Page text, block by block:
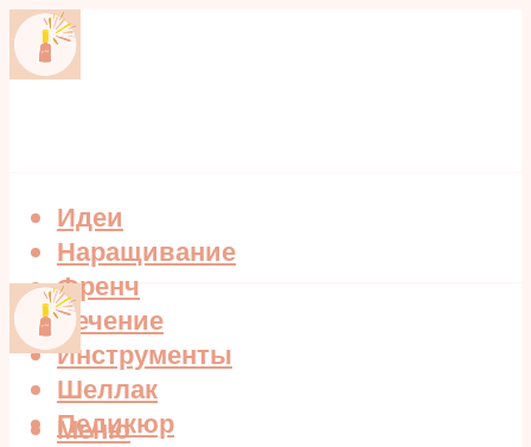
Идеи
Наращивание
Френч
Лечение
Инструменты
Шеллак
Педикюр
Меню